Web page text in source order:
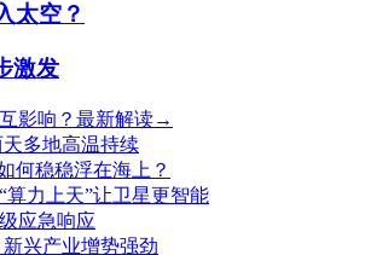
太空？
激发
影响？最新解读→
多地高温持续
何稳稳浮在海上？
力上天”让卫星更智能
应急响应
新兴产业增势强劲